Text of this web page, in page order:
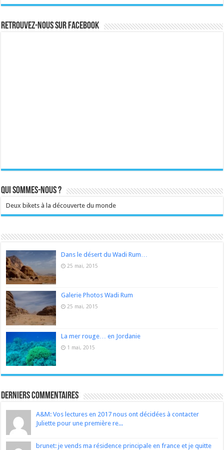
Retrouvez-nous sur Facebook
Qui sommes-nous ?
Deux bikets à la découverte du monde
Dans le désert du Wadi Rum…
25 mai, 2015
Galerie Photos Wadi Rum
25 mai, 2015
La mer rouge… en Jordanie
1 mai, 2015
Derniers Commentaires
A&M: Vos lectures en 2017 nous ont décidées à contacter
Juliette pour une première re...
brunet: je vends ma résidence principale en france et je quitte